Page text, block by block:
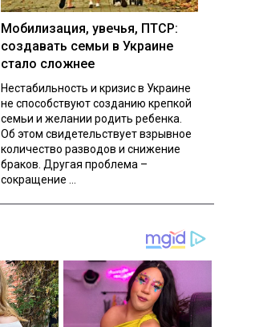
Мобилизация, увечья, ПТСР:
создавать семьи в Украине
стало сложнее
Нестабильность и кризис в Украине
не способствуют созданию крепкой
семьи и желании родить ребенка.
Об этом свидетельствует взрывное
количество разводов и снижение
браков. Другая проблема –
сокращение ...